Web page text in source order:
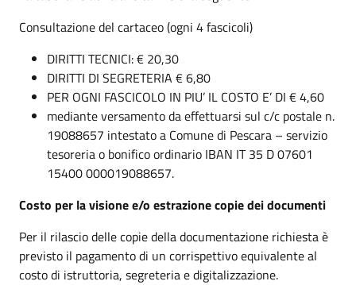
Consultazione del cartaceo (ogni 4 fascicoli)
DIRITTI TECNICI: € 20,30
DIRITTI DI SEGRETERIA € 6,80
PER OGNI FASCICOLO IN PIU’ IL COSTO E’ DI € 4,60
mediante versamento da effettuarsi sul c/c postale n.
19088657 intestato a Comune di Pescara – servizio
tesoreria o bonifico ordinario IBAN IT 35 D 07601
15400 000019088657.
Costo per la visione e/o estrazione copie dei documenti
Per il rilascio delle copie della documentazione richiesta è
previsto il pagamento di un corrispettivo equivalente al
costo di istruttoria, segreteria e digitalizzazione.